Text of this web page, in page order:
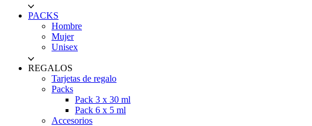
PACKS
Hombre
Mujer
Unisex
REGALOS
Tarjetas de regalo
Packs
Pack 3 x 30 ml
Pack 6 x 5 ml
Accesorios